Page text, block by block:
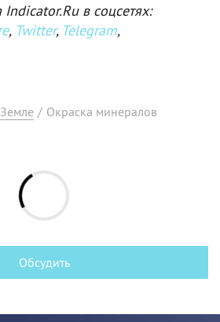
в соцсетях:
, Twitter, Telegram,
/ Окраска минералов
Обсудить